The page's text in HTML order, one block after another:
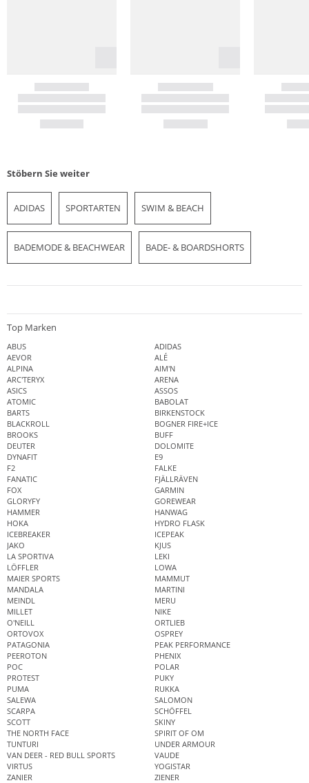
Stöbern Sie weiter
ADIDAS SPORTARTEN SWIM & BEACH
BADEMODE & BEACHWEAR BADE- & BOARDSHORTS
Top Marken
ABUS
ADIDAS
AEVOR
ALÉ
ALPINA
AIM'N
ARC'TERYX
ARENA
ASICS
ASSOS
ATOMIC
BABOLAT
BARTS
BIRKENSTOCK
BLACKROLL
BOGNER FIRE+ICE
BROOKS
BUFF
DEUTER
DOLOMITE
DYNAFIT
E9
F2
FALKE
FANATIC
FJÄLLRÄVEN
FOX
GARMIN
GLORYFY
GOREWEAR
HAMMER
HANWAG
HOKA
HYDRO FLASK
ICEBREAKER
ICEPEAK
JAKO
KJUS
LA SPORTIVA
LEKI
LÖFFLER
LOWA
MAIER SPORTS
MAMMUT
MANDALA
MARTINI
MEINDL
MERU
MILLET
NIKE
O'NEILL
ORTLIEB
ORTOVOX
OSPREY
PATAGONIA
PEAK PERFORMANCE
PEEROTON
PHENIX
POC
POLAR
PROTEST
PUKY
PUMA
RUKKA
SALEWA
SALOMON
SCARPA
SCHÖFFEL
SCOTT
SKINY
THE NORTH FACE
SPIRIT OF OM
TUNTURI
UNDER ARMOUR
VAN DEER - RED BULL SPORTS
VAUDE
VIRTUS
YOGISTAR
ZANIER
ZIENER